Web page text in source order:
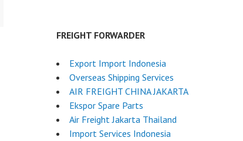
FREIGHT FORWARDER
Export Import Indonesia
Overseas Shipping Services
AIR FREIGHT CHINA JAKARTA
Ekspor Spare Parts
Air Freight Jakarta Thailand
Import Services Indonesia